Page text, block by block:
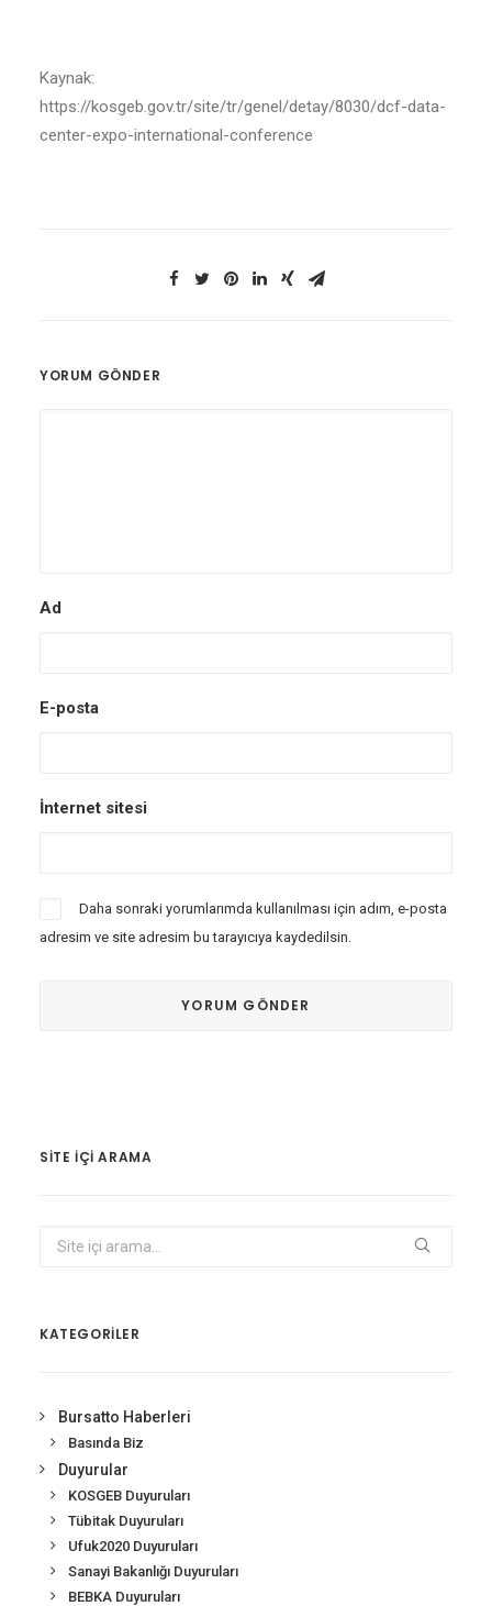
Kaynak:
https://kosgeb.gov.tr/site/tr/genel/detay/8030/dcf-data-
center-expo-international-conference
YORUM GÖNDER
Ad
E-posta
İnternet sitesi
Daha sonraki yorumlarımda kullanılması için adım, e-posta
adresim ve site adresim bu tarayıcıya kaydedilsin.
SITE IÇI ARAMA
KATEGORİLER
Bursatto Haberleri
Basında Biz
Duyurular
KOSGEB Duyuruları
Tübitak Duyuruları
Ufuk2020 Duyuruları
Sanayi Bakanlığı Duyuruları
BEBKA Duyuruları